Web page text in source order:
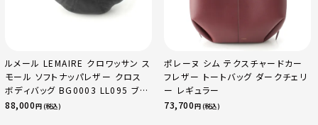
ルメール LEMAIRE クロワッサン ス
モール ソフトナッパレザー クロス
ボディバッグ BG0003 LL095 ブラ
ック
88,000円 (税込)
ポレーヌ シム テクスチャードカー
フレザー トートバッグ ダークチェリ
ー レギュラー
73,700円 (税込)